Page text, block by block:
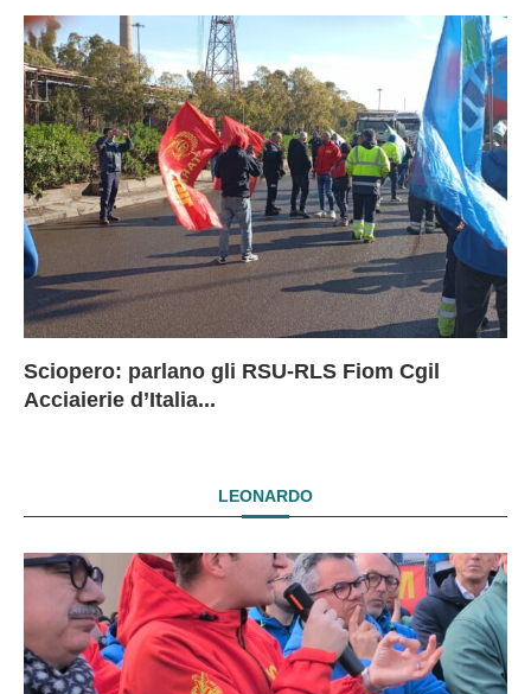
Sciopero: parlano gli RSU-RLS Fiom Cgil
Acciaierie d’Italia...
LEONARDO